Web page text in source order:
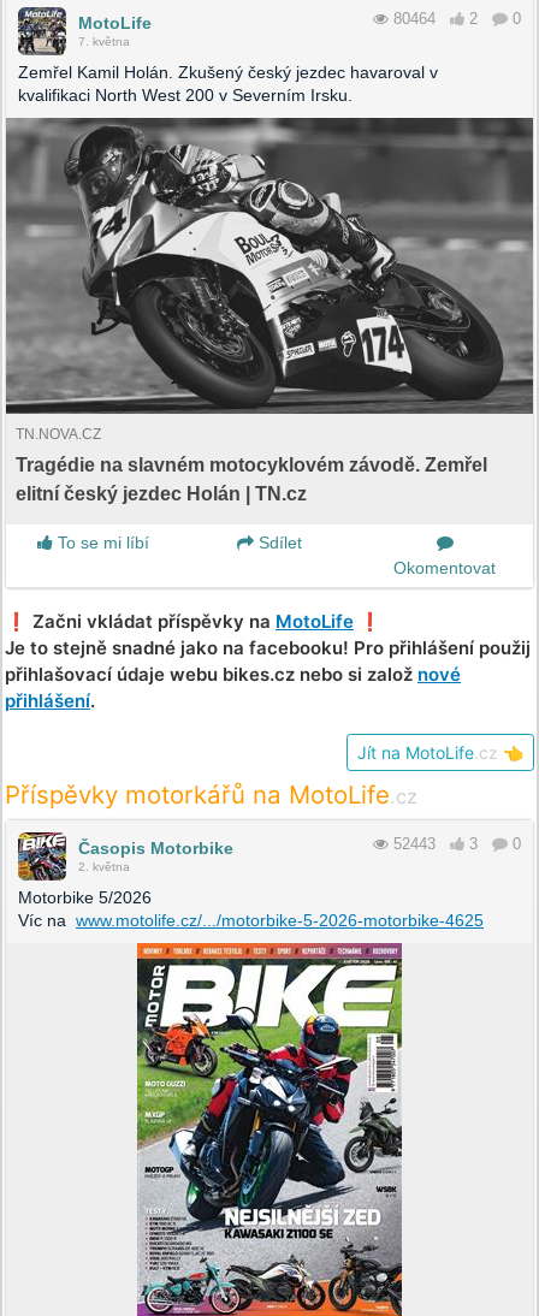
MotoLife
7. května
80464 2 0
Zemřel Kamil Holán. Zkušený český jezdec havaroval v
kvalifikaci North West 200 v Severním Irsku.
TN.NOVA.CZ
Tragédie na slavném motocyklovém závodě. Zemřel
elitní český jezdec Holán | TN.cz
To se mi líbí
Sdílet
Okomentovat
❗️ Začni vkládat příspěvky na MotoLife ❗️
Je to stejně snadné jako na facebooku! Pro přihlášení použij
přihlašovací údaje webu bikes.cz nebo si založ nové
přihlášení.
Jít na MotoLife .cz 👈
Příspěvky motorkářů na MotoLife.cz
Časopis Motorbike
2. května
52443 3 0
Motorbike 5/2026
Víc na www.motolife.cz/.../motorbike-5-2026-motorbike-4625